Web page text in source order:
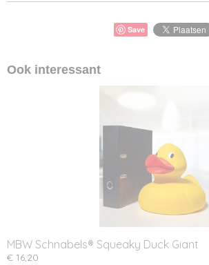
Save
Ook interessant
MBW Schnabels® Squeaky Duck Giant
€ 16,20